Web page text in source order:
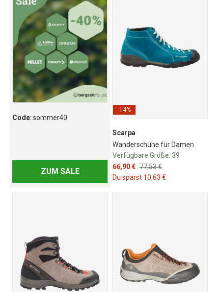
Code: sommer40
ZUM SALE
-14%
Scarpa
Wanderschuhe für Damen
Verfügbare Größe: 39
66,90 € 77,53 €
Du sparst 10,63 €